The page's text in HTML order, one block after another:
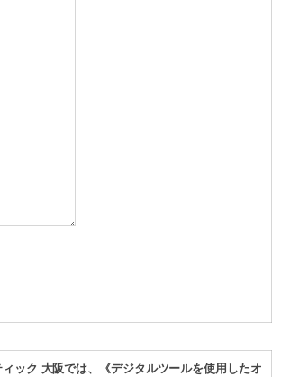
ック 大阪では、《デジタルツールを使用したオ